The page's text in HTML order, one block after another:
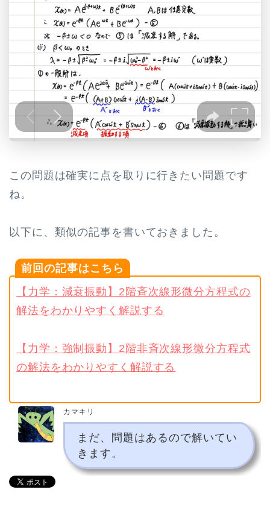
この問題は確実に点を取りに行きたい問題です
ね。
以下に、類似の記事を書いておきました。
前回の記事はこちら
【力学：減衰振動】2階斉次線形微分方程式の
解法をわかりやすく解説する
【力学：強制振動】2階非斉次線形微分方程式
の解法をわかりやすく解説する
カマキリ
まだ、問題はあるので解いてい
きます。